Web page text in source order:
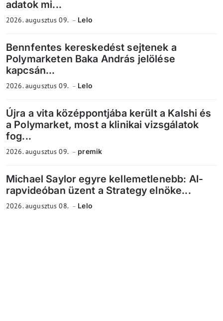
adatok mi...
2026. augusztus 09. Lelo
Bennfentes kereskedést sejtenek a
Polymarketen Baka András jelölése
kapcsán...
2026. augusztus 09. Lelo
Újra a vita középpontjába került a Kalshi és
a Polymarket, most a klinikai vizsgálatok
fog...
2026. augusztus 09. premik
Michael Saylor egyre kellemetlenebb: AI-
rapvideóban üzent a Strategy elnöke...
2026. augusztus 08. Lelo